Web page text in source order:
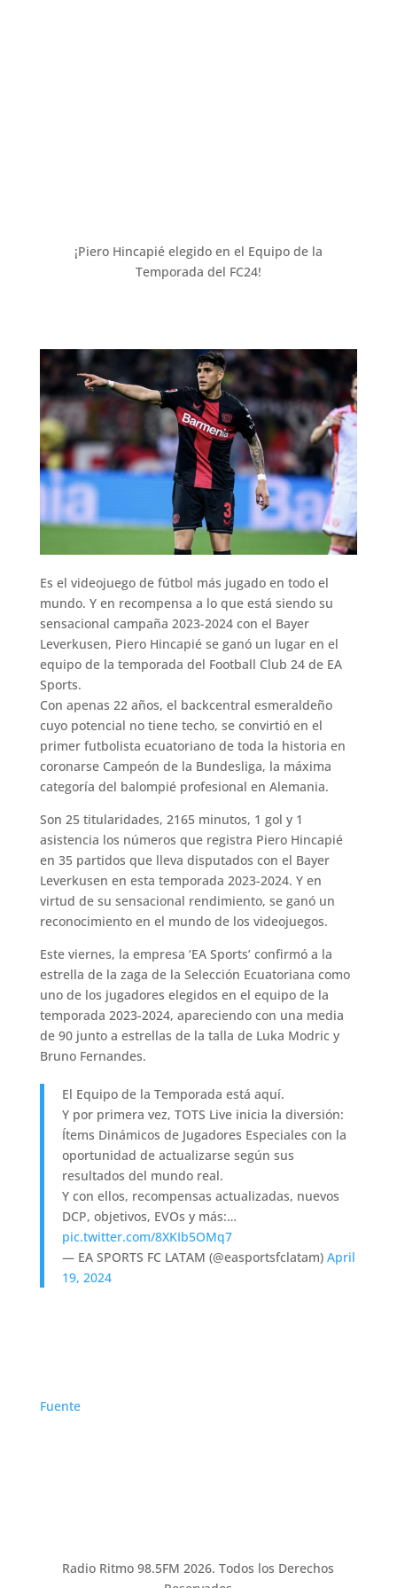
¡Piero Hincapié elegido en el Equipo de la
Temporada del FC24!
Es el videojuego de fútbol más jugado en todo el
mundo. Y en recompensa a lo que está siendo su
sensacional campaña 2023-2024 con el Bayer
Leverkusen, Piero Hincapié se ganó un lugar en el
equipo de la temporada del Football Club 24 de EA
Sports.
Con apenas 22 años, el backcentral esmeraldeño
cuyo potencial no tiene techo, se convirtió en el
primer futbolista ecuatoriano de toda la historia en
coronarse Campeón de la Bundesliga, la máxima
categoría del balompié profesional en Alemania.
Son 25 titularidades, 2165 minutos, 1 gol y 1
asistencia los números que registra Piero Hincapié
en 35 partidos que lleva disputados con el Bayer
Leverkusen en esta temporada 2023-2024. Y en
virtud de su sensacional rendimiento, se ganó un
reconocimiento en el mundo de los videojuegos.
Este viernes, la empresa ‘EA Sports’ confirmó a la
estrella de la zaga de la Selección Ecuatoriana como
uno de los jugadores elegidos en el equipo de la
temporada 2023-2024, apareciendo con una media
de 90 junto a estrellas de la talla de Luka Modric y
Bruno Fernandes.
El Equipo de la Temporada está aquí.
Y por primera vez, TOTS Live inicia la diversión:
Ítems Dinámicos de Jugadores Especiales con la
oportunidad de actualizarse según sus
resultados del mundo real.
Y con ellos, recompensas actualizadas, nuevos
DCP, objetivos, EVOs y más:…
pic.twitter.com/8XKIb5OMq7
— EA SPORTS FC LATAM (@easportsfclatam) April
19, 2024
Fuente
Radio Ritmo 98.5FM 2026. Todos los Derechos